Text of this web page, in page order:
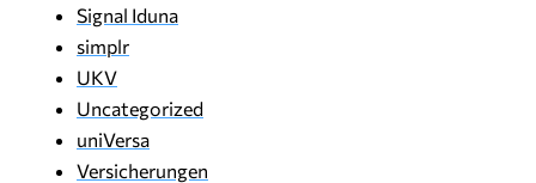
Signal Iduna
simplr
UKV
Uncategorized
uniVersa
Versicherungen